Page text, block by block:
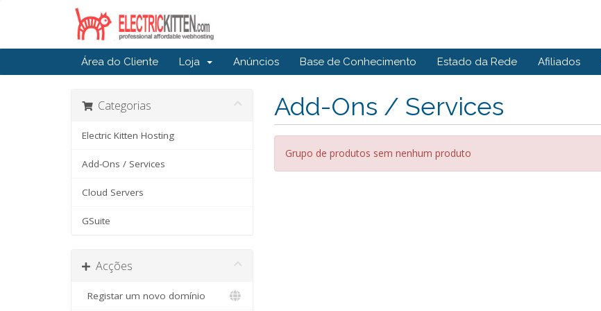
Área do Cliente Loja Anúncios Base de Conhecimento Estado da Rede Afiliados
Categorias
Electric Kitten Hosting
Add-Ons / Services
Cloud Servers
GSuite
Acções
Registar um novo domínio
Add-Ons / Services
Grupo de produtos sem nenhum produto